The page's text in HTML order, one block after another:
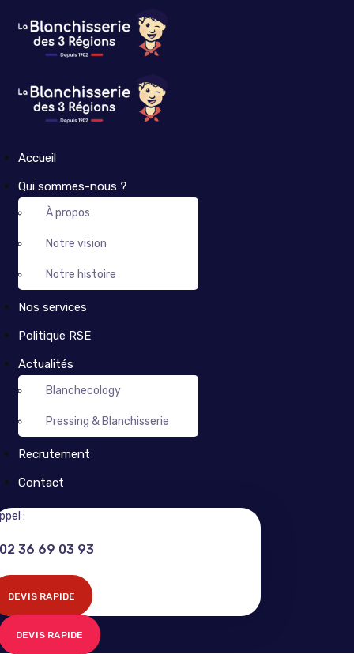
Accueil
Qui sommes-nous ?
À propos
Notre vision
Notre histoire
Nos services
Politique RSE
Actualités
Blanchecology
Pressing & Blanchisserie
Recrutement
Contact
:
02 36 69 03 93
DEVIS RAPIDE
DEVIS RAPIDE